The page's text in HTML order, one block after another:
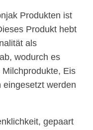
Produkten ist
Produkt hebt
als
wodurch es
Eis
eingesetzt werden
gepaart